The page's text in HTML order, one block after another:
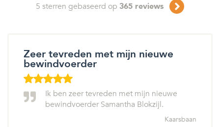
5 sterren gebaseerd op 365 reviews
Zeer tevreden met mijn nieuwe
bewindvoerder
Ik ben zeer tevreden met mijn nieuwe
bewindvoerder Samantha Blokzijl.
Kaarsbaan